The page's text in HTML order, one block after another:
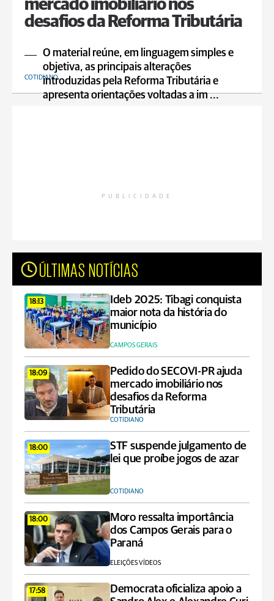
mercado imobiliário nos
desafios da Reforma Tributária
O material reúne, em linguagem simples e
objetiva, as principais alterações
introduzidas pela Reforma Tributária e
apresenta orientações voltadas a im ...
COTIDIANO
PUBLICIDADE
ÚLTIMAS NOTÍCIAS
18:13
Ideb 2025: Tibagi conquista
maior nota da história do
município
CAMPOS GERAIS
18:09
Pedido do SECOVI-PR ajuda
mercado imobiliário nos
desafios da Reforma
Tributária
COTIDIANO
18:00
STF suspende julgamento de
lei que proíbe jogos de azar
COTIDIANO
18:00
Moro ressalta importância
dos Campos Gerais para o
Paraná
ELEIÇÕES VÍDEOS
17:58
Democrata oficializa apoio a